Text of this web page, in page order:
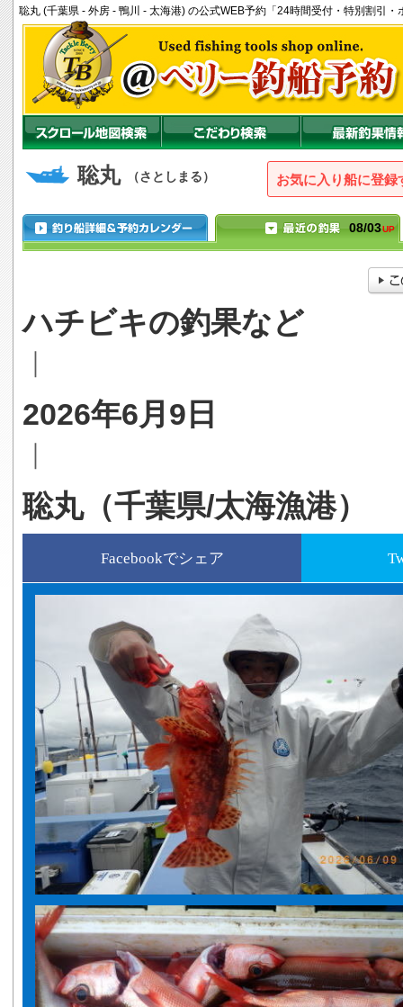
聡丸 (千葉県 - 外房 - 鴨川 - 太海港) の公式WEB予約「24時間受付・特別割引・
聡丸 （さとしまる） お気に入り船に登録
08/03UP
ハチビキの釣果など
｜
2026年6月9日
｜
聡丸（千葉県/太海漁港）
Facebookでシェア